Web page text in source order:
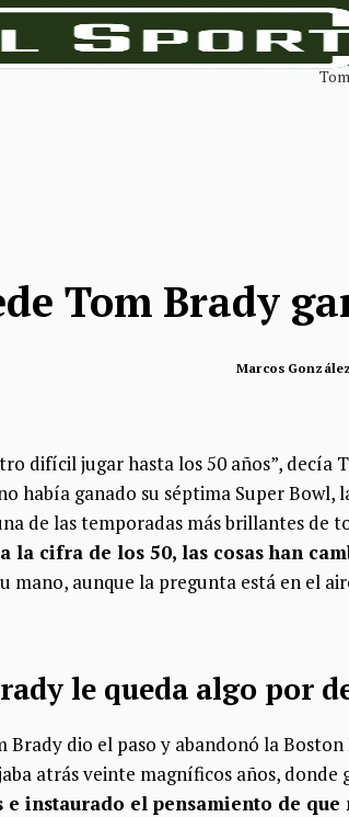
Tom Brady
Marcos González
difícil jugar hasta los 50 años”, decía
había ganado su séptima Super Bowl,
de las temporadas más brillantes de
la cifra de los 50, las cosas han
mano, aunque la pregunta está en el
le queda algo por
Brady dio el paso y abandonó la
atrás veinte magníficos años, donde
e instaurado el pensamiento de